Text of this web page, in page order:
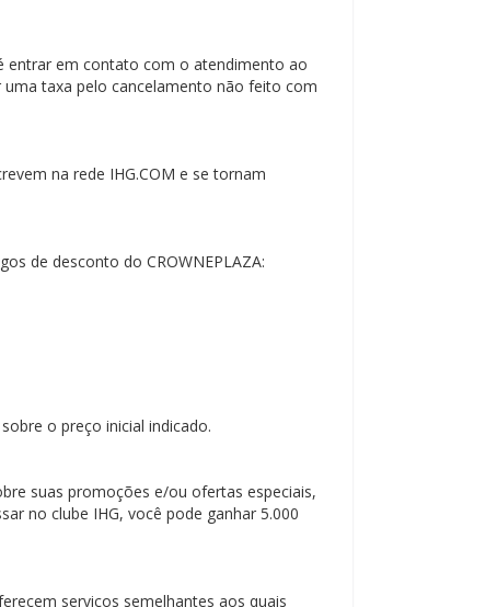
entrar em contato com o atendimento ao
taxa pelo cancelamento não feito com
na rede IHG.COM e se tornam
de desconto do CROWNEPLAZA:
o preço inicial indicado.
suas promoções e/ou ofertas especiais,
no clube IHG, você pode ganhar 5.000
serviços semelhantes aos quais